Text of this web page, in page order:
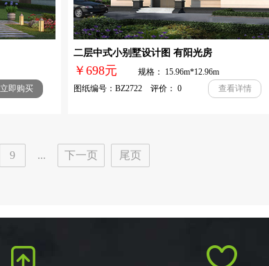
立即购买
二层中式小别墅设计图 有阳光房
￥698元
规格： 15.96m*12.96m
图纸编号：BZ2722 评价： 0
查看详情
9 ... 下一页 尾页